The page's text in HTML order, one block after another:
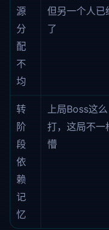
源
分
配
不
均
但另一个人已
了
转
阶
段
依
赖
记
忆
上局Boss这么
打，这局不一
懵